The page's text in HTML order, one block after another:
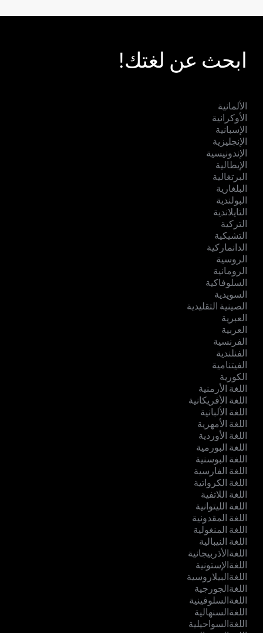
ابحث عن لغتك!
الألمانية
الأوكرانية
الإسبانية
الإنجليزية
الإندونيسية
الإيطالية
البرتغالية
البلغارية
البولندية
التايلاندية
التركية
التشيكية
الدانماركية
الروسية
الرومانية
السلوفاكية
السويدية
الصينية التقليدية
العبرية
العربية
الفرنسية
الفنلندية
الفيتنامية
الكورية
اللغة الأرمنية
اللغة الأفريكانية
اللغة الألبانية
اللغة الأمهرية
اللغة الأوردية
اللغة البورمية
اللغة البوسنية
اللغة الفارسية
اللغة الكرواتية
اللغة اللاتفية
اللغة الليتوانية
اللغة المقدونية
اللغة المنغولية
اللغة النيبالية
اللغةالأذربيجانية
اللغةالإستونية
اللغةالبيلاروسية
اللغةالجورجية
اللغةالسلوفينية
اللغةالسنهالية
اللغةالسواحيلية